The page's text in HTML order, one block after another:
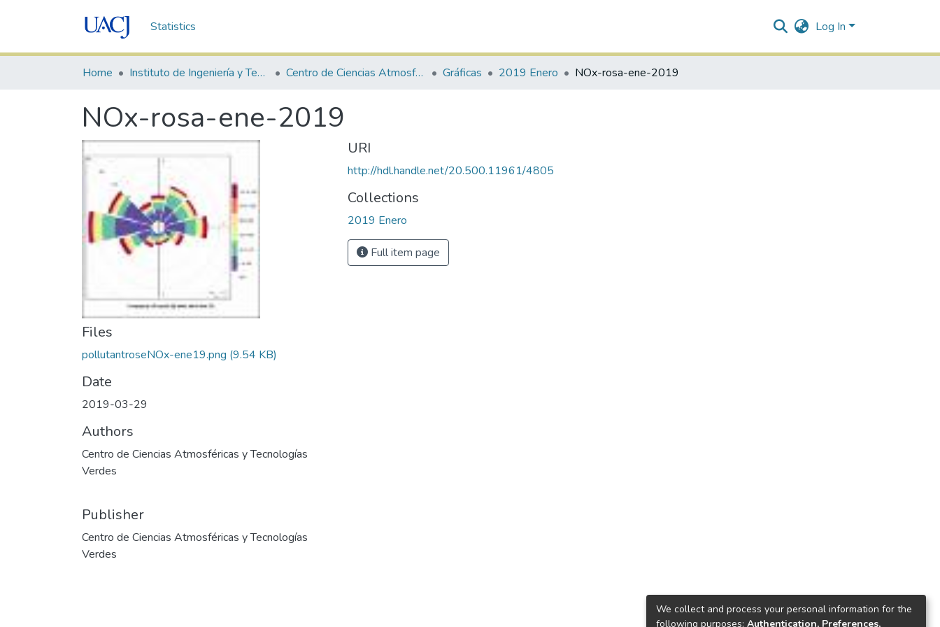
Statistics Log In
Home Instituto de Ingeniería y Tecnología Centro de Ciencias Atmosféricas y Tecnologías Verdes Gráficas 2019 Enero NOx-rosa-ene-2019
NOx-rosa-ene-2019
Files
pollutantroseNOx-ene19.png (9.54 KB)
Date
2019-03-29
Authors
Centro de Ciencias Atmosféricas y Tecnologías
Verdes
Publisher
Centro de Ciencias Atmosféricas y Tecnologías
Verdes
URI
http://hdl.handle.net/20.500.11961/4805
Collections
2019 Enero
Full item page
We collect and process your personal information for the
following purposes: Authentication, Preferences,